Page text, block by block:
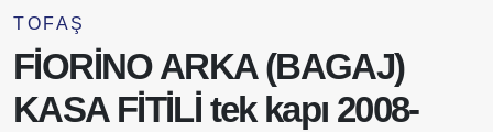
TOFAŞ
FİORİNO ARKA (BAGAJ)
KASA FİTİLİ tek kapı 2008-